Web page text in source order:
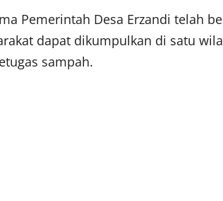
Pemerintah Desa Erzandi telah
dapat dikumpulkan di satu
sampah.